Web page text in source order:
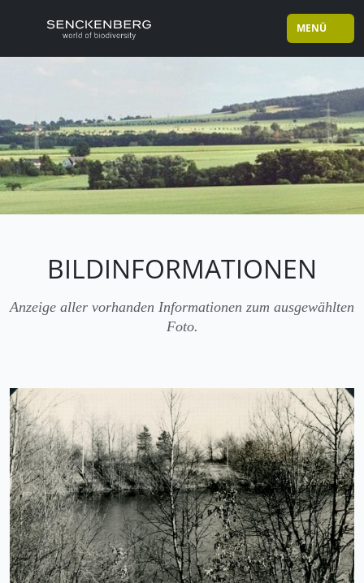
MENÜ
BILDINFORMATIONEN
Anzeige aller vorhanden Informationen zum ausgewählten
Foto.